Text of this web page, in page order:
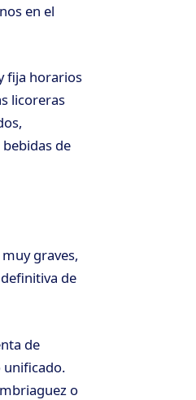
en el
fija horarios
licoreras
de
graves,
de
de
unificado.
o